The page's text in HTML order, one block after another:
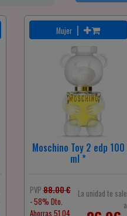
Mujer |
Moschino Toy 2 edp 100
ml *
PVP88.00 €
- 58% Dto.
Ahorras 51.04
La unidad te sale
a